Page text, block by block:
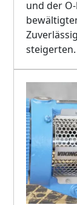
und der
steigerten.